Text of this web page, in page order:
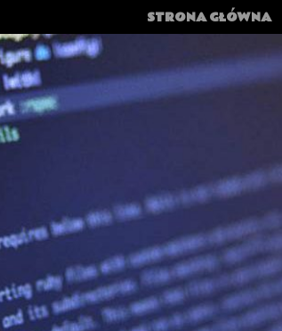
MENU
SKIP TO CONTENT
STRONA GŁÓWNA